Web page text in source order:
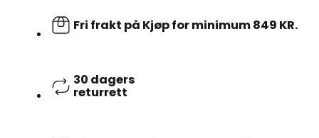
Fri frakt på Kjøp for minimum 849 KR.
30 dagers
returrett